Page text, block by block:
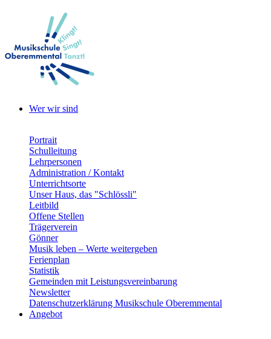
Wer wir sind
Portrait
Schulleitung
Lehrpersonen
Administration / Kontakt
Unterrichtsorte
Unser Haus, das "Schlössli"
Leitbild
Offene Stellen
Trägerverein
Gönner
Musik leben – Werte weitergeben
Ferienplan
Statistik
Gemeinden mit Leistungsvereinbarung
Newsletter
Datenschutzerklärung Musikschule Oberemmental
Angebot